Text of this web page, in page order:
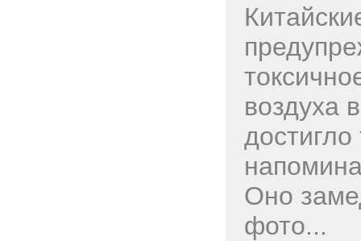
воздуха
достигло
Оно
фото...